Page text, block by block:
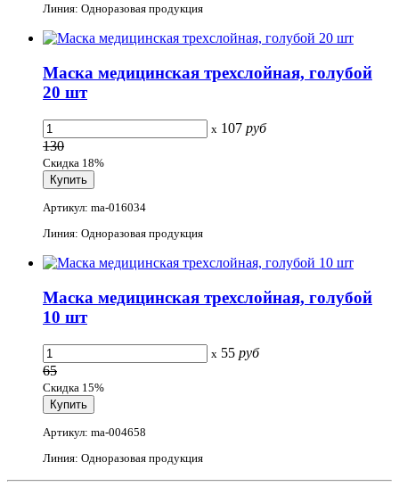
Линия: Одноразовая продукция
Маска медицинская трехслойная, голубой
20 шт
x 107 руб
130
Скидка 18%
Артикул: ma-016034
Линия: Одноразовая продукция
Маска медицинская трехслойная, голубой
10 шт
x 55 руб
65
Скидка 15%
Артикул: ma-004658
Линия: Одноразовая продукция